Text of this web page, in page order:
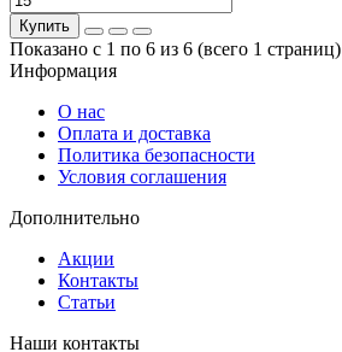
Купить
Показано с 1 по 6 из 6 (всего 1 страниц)
Информация
О нас
Оплата и доставка
Политика безопасности
Условия соглашения
Дополнительно
Акции
Контакты
Статьи
Наши контакты